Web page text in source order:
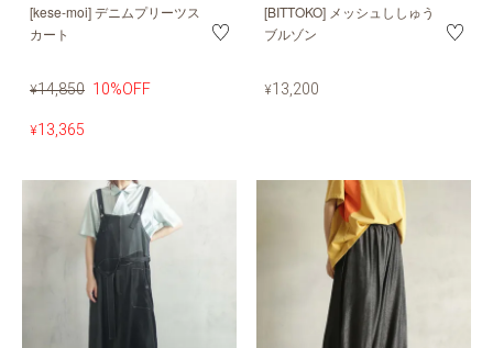
[kese-moi] デニムプリーツス
カート
¥14,850 10%OFF
¥13,365
[BITTOKO] メッシュししゅう
ブルゾン
¥13,200